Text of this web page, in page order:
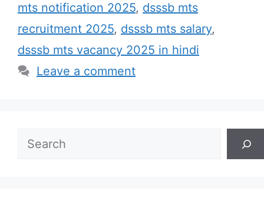
mts notification 2025, dsssb mts
recruitment 2025, dsssb mts salary,
dsssb mts vacancy 2025 in hindi
Leave a comment
Search